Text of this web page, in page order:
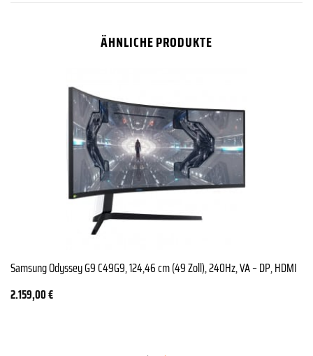
ÄHNLICHE PRODUKTE
Samsung Odyssey G9 C49G9, 124,46 cm (49 Zoll), 240Hz, VA – DP, HDMI
2.159,00€